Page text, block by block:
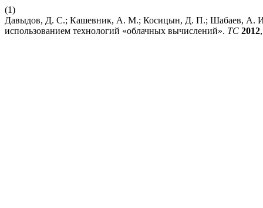
(1)
Давыдов, Д. С.; Кашевник, А. М.; Косицын, Д. П.; Шабаев, А.
использованием технологий «облачных вычислений». ТС 2012